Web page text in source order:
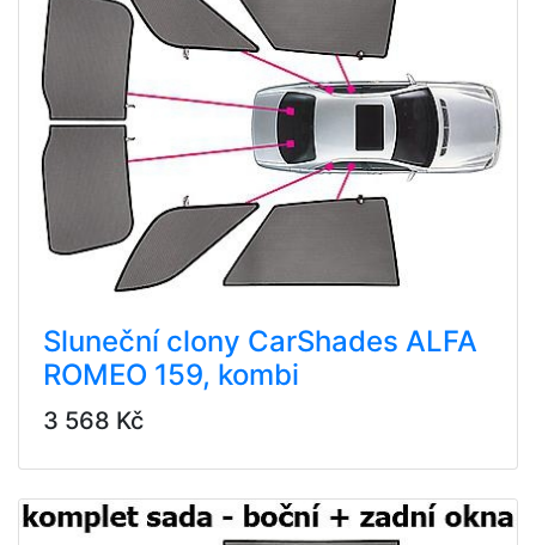
Sluneční clony CarShades ALFA
ROMEO 159, kombi
3 568 Kč